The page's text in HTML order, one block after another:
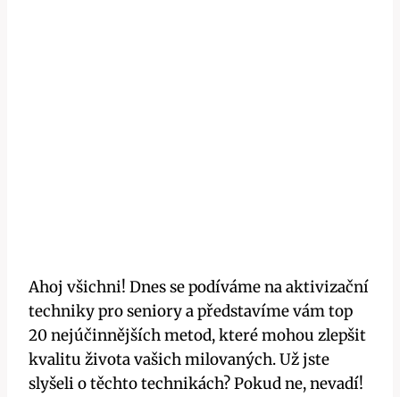
Ahoj všichni! Dnes se podíváme na aktivizační
techniky pro seniory a představíme vám top
20 nejúčinnějších metod, které mohou zlepšit
kvalitu života vašich milovaných. Už jste
slyšeli o těchto technikách? Pokud ne, nevadí!